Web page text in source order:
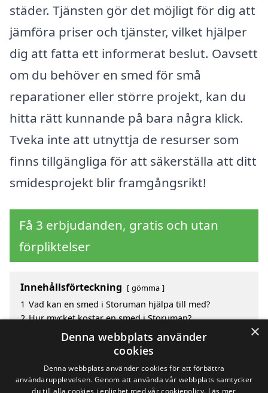
städer. Tjänsten gör det möjligt för dig att
jämföra priser och tjänster, vilket hjälper
dig att fatta ett informerat beslut. Oavsett
om du behöver en smed för små
reparationer eller större projekt, kan du
hitta rätt kunnande på bara några klick.
Tveka inte att utnyttja de resurser som
finns tillgängliga för att säkerställa att ditt
smidesprojekt blir framgångsrikt!
Få 3 erbjudanden, gratis och utan
förpliktelser
Innehållsförteckning gömma
1 Vad kan en smed i Storuman hjälpa till med?
2 Hur mycket kostar en smed i Storuman?
Fördelar med att välja smed i Storuman
Sök efter en smed i de omgivande städerna
×
Denna webbplats använder
cookies
Denna webbplats använder cookies för att förbättra
användarupplevelsen. Genom att använda vår webbplats samtycker
du till alla cookies i enlighet med vår cookiepolicy. Läs mer